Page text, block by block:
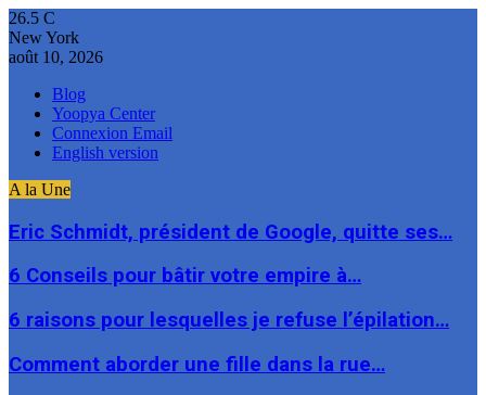
26.5 C
New York
août 10, 2026
Blog
Yoopya Center
Connexion Email
English version
A la Une
Eric Schmidt, président de Google, quitte ses…
6 Conseils pour bâtir votre empire à…
6 raisons pour lesquelles je refuse l’épilation…
Comment aborder une fille dans la rue…